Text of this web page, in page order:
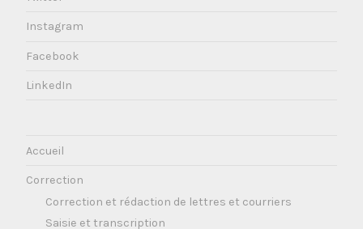
Instagram
Facebook
LinkedIn
Accueil
Correction
Correction et rédaction de lettres et courriers
Saisie et transcription